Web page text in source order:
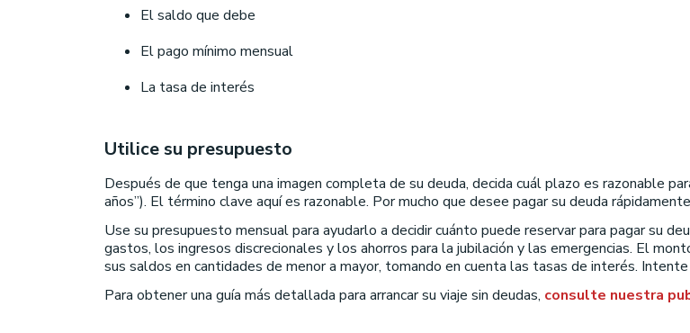
El saldo que debe
El pago mínimo mensual
La tasa de interés
Utilice su presupuesto
Después de que tenga una imagen completa de su deuda, decida cuál plazo es razonable
años”). El término clave aquí es razonable. Por mucho que desee pagar su deuda
Use su presupuesto mensual para ayudarlo a decidir cuánto puede reservar para pagar su
gastos, los ingresos discrecionales y los ahorros para la jubilación y las emergencias. El
sus saldos en cantidades de menor a mayor, tomando en cuenta las tasas de interés.
Para obtener una guía más detallada para arrancar su viaje sin deudas, consulte nuestra